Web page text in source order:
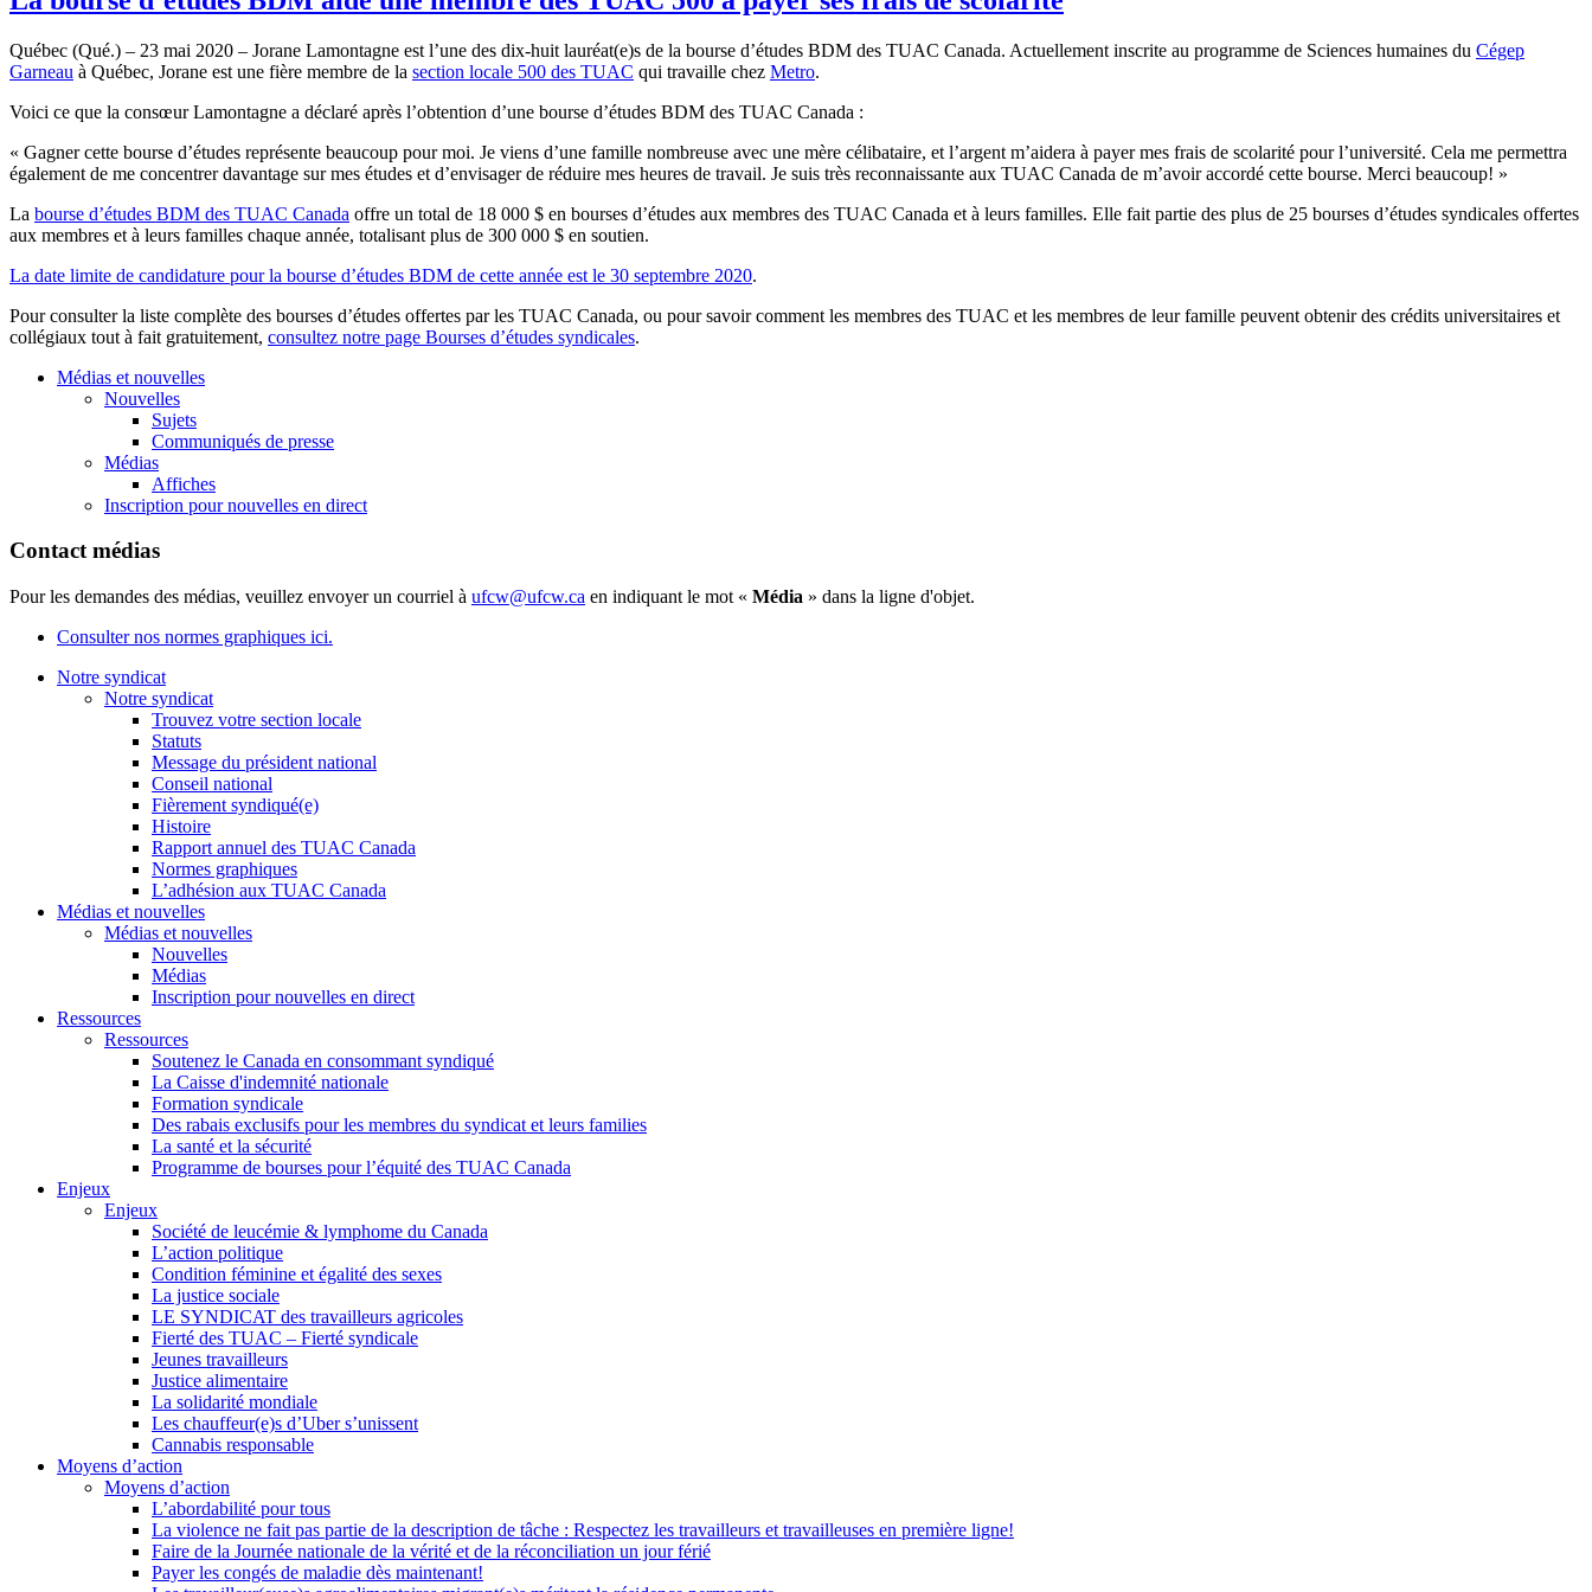
Québec (Qué.) – 23 mai 2020 – Jorane Lamontagne est l’une des dix-huit lauréat(e)s de la bourse d’études BDM des TUAC Canada. Actuellement inscrite au programme de Sciences humaines du Cégep
Garneau à Québec, Jorane est une fière membre de la section locale 500 des TUAC qui travaille chez Metro.
Voici ce que la consœur Lamontagne a déclaré après l’obtention d’une bourse d’études BDM des TUAC Canada :
« Gagner cette bourse d’études représente beaucoup pour moi. Je viens d’une famille nombreuse avec une mère célibataire, et l’argent m’aidera à payer mes frais de scolarité pour l’université. Cela me permettra
également de me concentrer davantage sur mes études et d’envisager de réduire mes heures de travail. Je suis très reconnaissante aux TUAC Canada de m’avoir accordé cette bourse. Merci beaucoup! »
La bourse d’études BDM des TUAC Canada offre un total de 18 000 $ en bourses d’études aux membres des TUAC Canada et à leurs familles. Elle fait partie des plus de 25 bourses d’études syndicales offertes
aux membres et à leurs familles chaque année, totalisant plus de 300 000 $ en soutien.
La date limite de candidature pour la bourse d’études BDM de cette année est le 30 septembre 2020.
Pour consulter la liste complète des bourses d’études offertes par les TUAC Canada, ou pour savoir comment les membres des TUAC et les membres de leur famille peuvent obtenir des crédits universitaires et
collégiaux tout à fait gratuitement, consultez notre page Bourses d’études syndicales.
Médias et nouvelles
Nouvelles
Sujets
Communiqués de presse
Médias
Affiches
Inscription pour nouvelles en direct
Contact médias
Pour les demandes des médias, veuillez envoyer un courriel à ufcw@ufcw.ca en indiquant le mot « Média » dans la ligne d'objet.
Consulter nos normes graphiques ici.
Notre syndicat
Notre syndicat
Trouvez votre section locale
Statuts
Message du président national
Conseil national
Fièrement syndiqué(e)
Histoire
Rapport annuel des TUAC Canada
Normes graphiques
L’adhésion aux TUAC Canada
Médias et nouvelles
Médias et nouvelles
Nouvelles
Médias
Inscription pour nouvelles en direct
Ressources
Ressources
Soutenez le Canada en consommant syndiqué
La Caisse d'indemnité nationale
Formation syndicale
Des rabais exclusifs pour les membres du syndicat et leurs families
La santé et la sécurité
Programme de bourses pour l’équité des TUAC Canada
Enjeux
Enjeux
Société de leucémie & lymphome du Canada
L’action politique
Condition féminine et égalité des sexes
La justice sociale
LE SYNDICAT des travailleurs agricoles
Fierté des TUAC – Fierté syndicale
Jeunes travailleurs
Justice alimentaire
La solidarité mondiale
Les chauffeur(e)s d’Uber s’unissent
Cannabis responsable
Moyens d’action
Moyens d’action
L’abordabilité pour tous
La violence ne fait pas partie de la description de tâche : Respectez les travailleurs et travailleuses en première ligne!
Faire de la Journée nationale de la vérité et de la réconciliation un jour férié
Payer les congés de maladie dès maintenant!